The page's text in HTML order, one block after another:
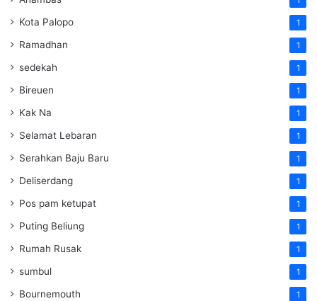
Kota Palopo 1
Ramadhan 1
sedekah 1
Bireuen 1
Kak Na 1
Selamat Lebaran 1
Serahkan Baju Baru 1
Deliserdang 1
Pos pam ketupat 1
Puting Beliung 1
Rumah Rusak 1
sumbul 1
Bournemouth 1